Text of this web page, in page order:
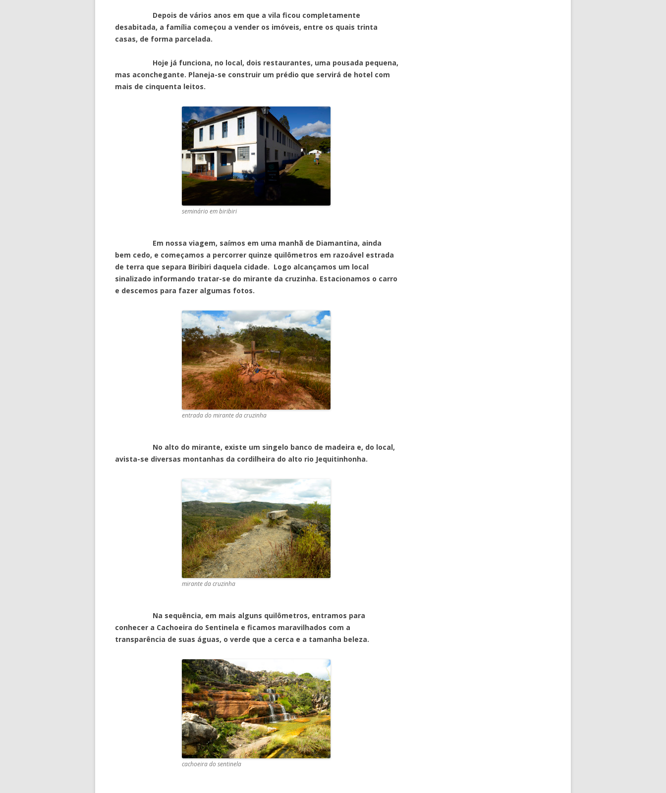
Depois de vários anos em que a vila ficou completamente
desabitada, a família começou a vender os imóveis, entre os quais trinta
casas, de forma parcelada.
Hoje já funciona, no local, dois restaurantes, uma pousada pequena,
mas aconchegante. Planeja-se construir um prédio que servirá de hotel com
mais de cinquenta leitos.
seminário em biribiri
Em nossa viagem, saímos em uma manhã de Diamantina, ainda
bem cedo, e começamos a percorrer quinze quilômetros em razoável estrada
de terra que separa Biribiri daquela cidade. Logo alcançamos um local
sinalizado informando tratar-se do mirante da cruzinha. Estacionamos o carro
e descemos para fazer algumas fotos.
entrada do mirante da cruzinha
No alto do mirante, existe um singelo banco de madeira e, do local,
avista-se diversas montanhas da cordilheira do alto rio Jequitinhonha.
mirante da cruzinha
Na sequência, em mais alguns quilômetros, entramos para
conhecer a Cachoeira do Sentinela e ficamos maravilhados com a
transparência de suas águas, o verde que a cerca e a tamanha beleza.
cachoeira do sentinela